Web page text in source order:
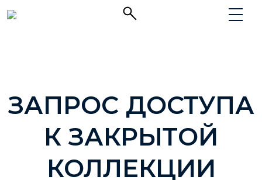
ЗАПРОС ДОСТУПА
К ЗАКРЫТОЙ
КОЛЛЕКЦИИ